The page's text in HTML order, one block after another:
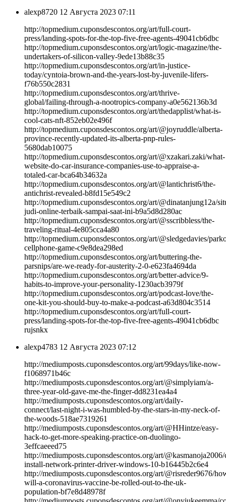
alexp8720 12 Августа 2023 07:11
http://topmedium.cuponsdescontos.org/art/full-court-
press/landing-spots-for-the-top-five-free-agents-49041cb6dbc
http://topmedium.cuponsdescontos.org/art/logic-magazine/the-
undertakers-of-silicon-valley-9ede13b88c35
http://topmedium.cuponsdescontos.org/art/in-justice-
today/cyntoia-brown-and-the-years-lost-by-juvenile-lifers-
f76b550c2831
http://topmedium.cuponsdescontos.org/art/thrive-
global/failing-through-a-nootropics-company-a0e562136b3d
http://topmedium.cuponsdescontos.org/art/thedapplist/what-is-
cool-cats-nft-852eb02e496f
http://topmedium.cuponsdescontos.org/art/@joyruddle/alberta-
province-recently-updated-its-alberta-pnp-rules-
5680dab10075
http://topmedium.cuponsdescontos.org/art/@xzakari.zaki/what-
website-do-car-insurance-companies-use-to-appraise-a-
totaled-car-bca64b34632a
http://topmedium.cuponsdescontos.org/art/@lantichrist6/the-
antichrist-revealed-b8fd15e549c2
http://topmedium.cuponsdescontos.org/art/@dinatanjung12a/
judi-online-terbaik-sampai-saat-ini-b9a5d8d280ac
http://topmedium.cuponsdescontos.org/art/@sscribbless/the-
traveling-ritual-4e805cca4a80
http://topmedium.cuponsdescontos.org/art/@sledgedavies/
cellphone-game-c9e8dea298ed
http://topmedium.cuponsdescontos.org/art/buttering-the-
parsnips/are-we-ready-for-austerity-2-0-e623fa4694da
http://topmedium.cuponsdescontos.org/art/better-advice/9-
habits-to-improve-your-personality-1230acb3979f
http://topmedium.cuponsdescontos.org/art/podcast-love/the-
one-kit-you-should-buy-to-make-a-podcast-a63d804c3514
http://topmedium.cuponsdescontos.org/art/full-court-
press/landing-spots-for-the-top-five-free-agents-49041cb6dbc
rujsnkx
alexp4783 12 Августа 2023 07:12
http://mediumposts.cuponsdescontos.org/art/99days/like-now-
f1068971b46c
http://mediumposts.cuponsdescontos.org/art/@simplyiam/a-
three-year-old-gave-me-the-finger-dd8231ea4a4
http://mediumposts.cuponsdescontos.org/art/daily-
connect/last-night-i-was-humbled-by-the-stars-in-my-neck-of-
the-woods-518ae7319261
http://mediumposts.cuponsdescontos.org/art/@HHintze/easy-
hack-to-get-more-speaking-practice-on-duolingo-
3effcaeeed75
http://mediumposts.cuponsdescontos.org/art/
install-network-printer-driver-windows-10-b16445b2c6e4
http://mediumposts.cuponsdescontos.org/art/@risreder9676/
will-a-coronavirus-vaccine-be-rolled-out-to-the-uk-
population-bf7e8d48978f